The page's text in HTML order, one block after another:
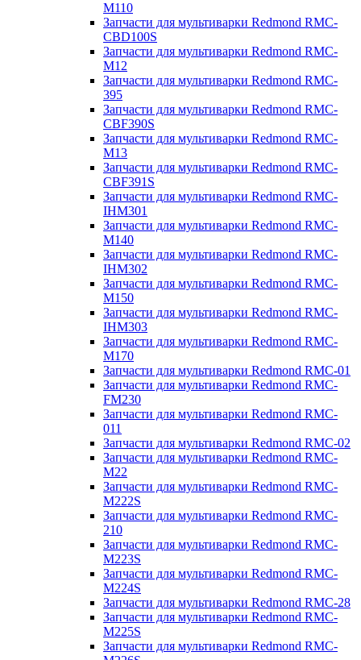
M110
Запчасти для мультиварки Redmond RMC-
CBD100S
Запчасти для мультиварки Redmond RMC-
M12
Запчасти для мультиварки Redmond RMC-
395
Запчасти для мультиварки Redmond RMC-
CBF390S
Запчасти для мультиварки Redmond RMC-
M13
Запчасти для мультиварки Redmond RMC-
CBF391S
Запчасти для мультиварки Redmond RMC-
IHM301
Запчасти для мультиварки Redmond RMC-
M140
Запчасти для мультиварки Redmond RMC-
IHM302
Запчасти для мультиварки Redmond RMC-
M150
Запчасти для мультиварки Redmond RMC-
IHM303
Запчасти для мультиварки Redmond RMC-
M170
Запчасти для мультиварки Redmond RMC-01
Запчасти для мультиварки Redmond RMC-
FM230
Запчасти для мультиварки Redmond RMC-
011
Запчасти для мультиварки Redmond RMC-02
Запчасти для мультиварки Redmond RMC-
M22
Запчасти для мультиварки Redmond RMC-
M222S
Запчасти для мультиварки Redmond RMC-
210
Запчасти для мультиварки Redmond RMC-
M223S
Запчасти для мультиварки Redmond RMC-
M224S
Запчасти для мультиварки Redmond RMC-28
Запчасти для мультиварки Redmond RMC-
M225S
Запчасти для мультиварки Redmond RMC-